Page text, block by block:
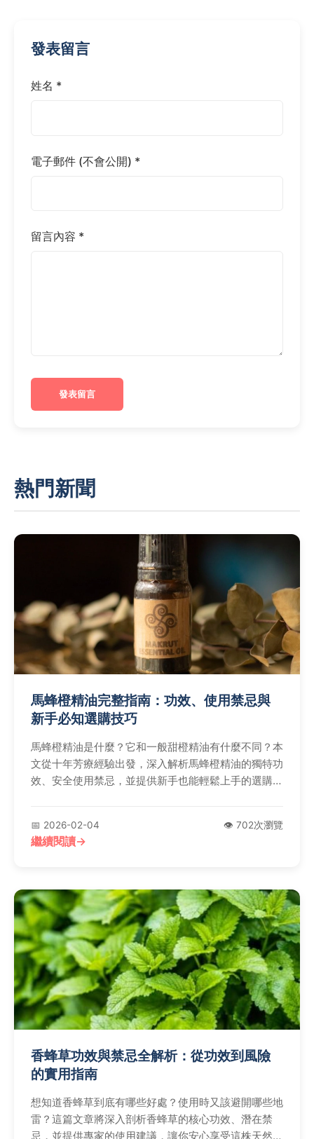
發表留言
姓名 *
電子郵件 (不會公開) *
留言內容 *
發表留言
熱門新聞
馬蜂橙精油完整指南：功效、使用禁忌與
新手必知選購技巧
馬蜂橙精油是什麼？它和一般甜橙精油有什麼不同？本
文從十年芳療經驗出發，深入解析馬蜂橙精油的獨特功
效、安全使用禁忌，並提供新手也能輕鬆上手的選購與
📅 2026-02-04 👁️ 702次瀏覽
繼續閱讀
香蜂草功效與禁忌全解析：從功效到風險
的實用指南
想知道香蜂草到底有哪些好處？使用時又該避開哪些地
雷？這篇文章將深入剖析香蜂草的核心功效、潛在禁
忌，並提供專家的使用建議，讓你安心享受這株天然草